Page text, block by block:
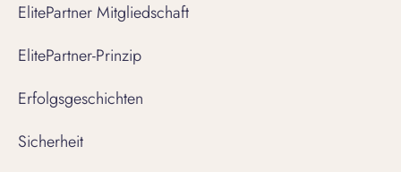
ElitePartner Mitgliedschaft
ElitePartner-Prinzip
Erfolgsgeschichten
Sicherheit